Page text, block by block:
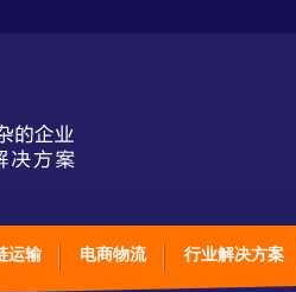
运输 电商物流 行业解决方案